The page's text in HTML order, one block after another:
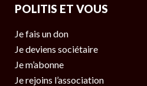
POLITIS ET VOUS
Je fais un don
Je deviens sociétaire
Je m’abonne
Je rejoins l’association